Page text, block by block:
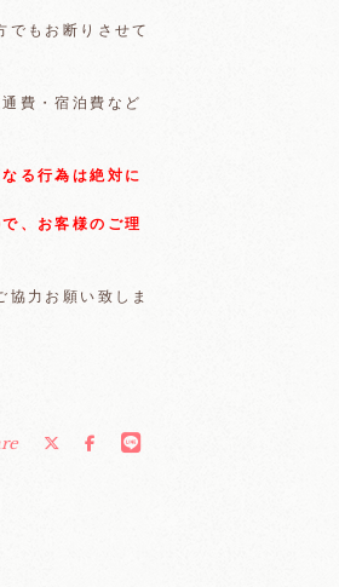
でもお断りさせて
費・宿泊費など
る行為は絶対に
、お客様のご理
力お願い致しま